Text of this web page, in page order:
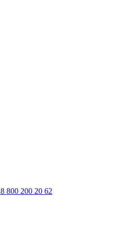
8 800 200 20 62